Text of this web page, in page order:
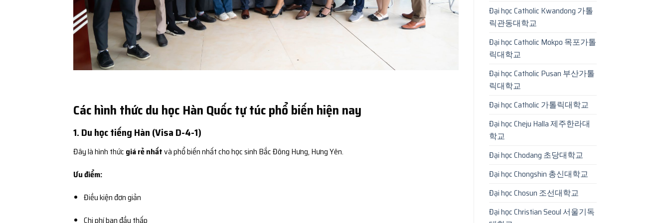
Các hình thức du học Hàn Quốc tự túc phổ biến hiện nay
1. Du học tiếng Hàn (Visa D-4-1)
Đây là hình thức giá rẻ nhấtvà phổ biến nhất cho học sinh Bắc Đông Hưng, Hưng Yên.
Ưu điểm:
Điều kiện đơn giản
Chi phí ban đầu thấp
Đại học Catholic Kwandong 가톨
릭관동대학교
Đại học Catholic Mokpo 목포가톨
릭대학교
Đại học Catholic Pusan 부산가톨
릭대학교
Đại học Catholic 가톨릭대학교
Đại học Cheju Halla 제주한라대
학교
Đại học Chodang 초당대학교
Đại học Chongshin 총신대학교
Đại học Chosun 조선대학교
Đại học Christian Seoul 서울기독